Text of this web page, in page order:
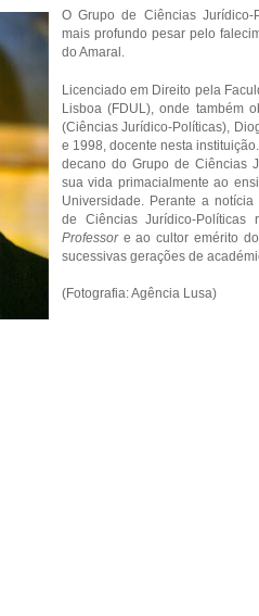
O Grupo de Ciências Jurídico-
mais profundo pesar pelo
do Amaral.
Licenciado em Direito pela
Lisboa (FDUL), onde também
(Ciências Jurídico-Políticas),
e 1998, docente nesta
decano do Grupo de Ciências
sua vida primacialmente ao
Universidade. Perante a
de Ciências Jurídico-Políticas
Professore ao cultor emérito do
sucessivas gerações de
(Fotografia: Agência Lusa)